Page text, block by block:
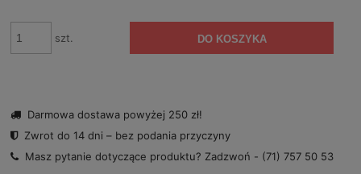
szt. DO KOSZYKA
Darmowa dostawa powyżej 250 zł!
Zwrot do 14 dni – bez podania przyczyny
Masz pytanie dotyczące produktu? Zadzwoń - (71) 757 50 53